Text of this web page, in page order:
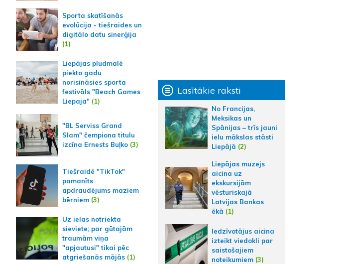
Sporta skatīšanās
evolūcija - tiešraides un
digitālo datu sinerģija
(1)
Liepājas pludmalē
piekto gadu
norisināsies sporta
festivāls "Beach Games
Liepaja"(1)
"BL Serviss Grand
Slam" čempiona titulu
izcīna Ernests Buļko(3)
Tiešraidē "TikTok"
pamanīts
apdraudējums maziem
bērniem(3)
Uz ielas notriekta
sieviete; par gūtajām
traumām viņa
"apjautusi" tikai pēc
atgriešanās mājās(1)
Lasītākie raksti
No Francijas,
Meksikas un
Spānijas – trīs jauni
ielu mākslas stāsti
Liepājā (2)
Liepājas muzejs
aicina uz
ekskursijām
vēsturiskajā
Latvijas Bankas
ēkā (1)
Iedzīvotājus aicina
izteikt viedokli par
saistošajiem
noteikumiem (3)